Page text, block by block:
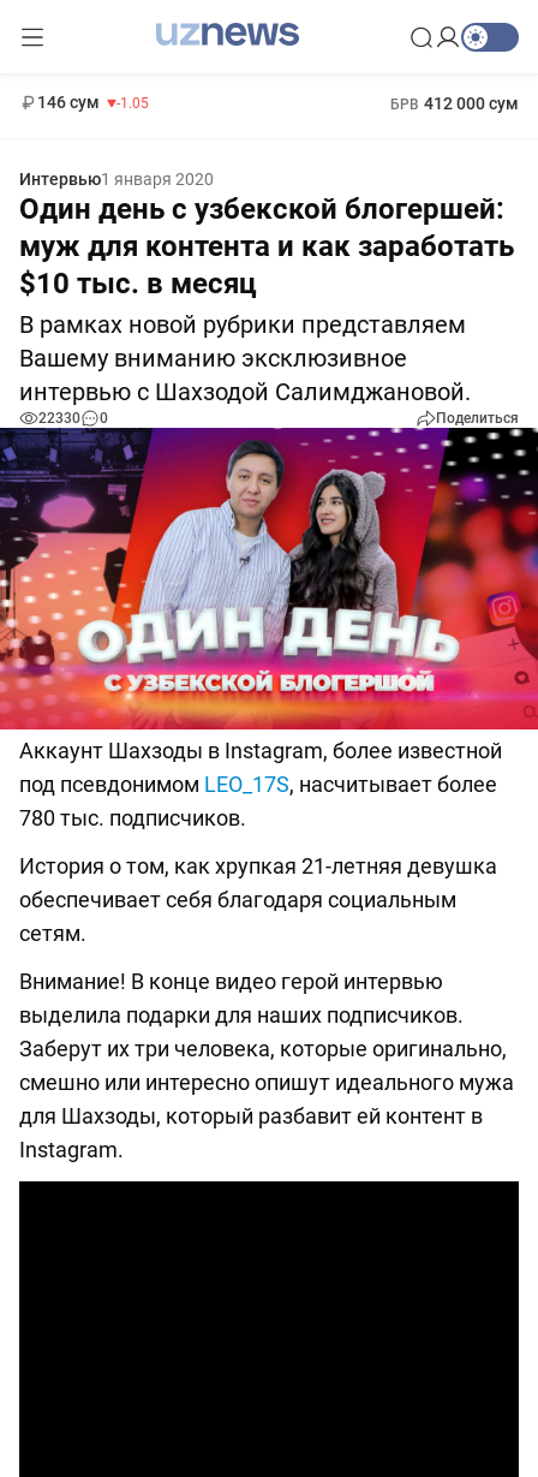
146 сум -1.05 БРВ 412 000 сум
Интервью1 января 2020
Один день с узбекской блогершей:
муж для контента и как заработать
$10 тыс. в месяц
В рамках новой рубрики представляем
Вашему вниманию эксклюзивное
интервью с Шахзодой Салимджановой.
22330 0 Поделиться
Аккаунт Шахзоды в Instagram, более известной
под псевдонимом LEO_17S, насчитывает более
780 тыс. подписчиков.
История о том, как хрупкая 21-летняя девушка
обеспечивает себя благодаря социальным
сетям.
Внимание! В конце видео герой интервью
выделила подарки для наших подписчиков.
Заберут их три человека, которые оригинально,
смешно или интересно опишут идеального мужа
для Шахзоды, который разбавит ей контент в
Instagram.